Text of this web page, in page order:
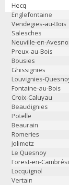
Hecq
Englefontaine
Vendegies-au-Bois
Salesches
Neuville-en-
Preux-au-Bois
Bousies
Ghissignies
Louvignies-
Fontaine-au-Bois
Croix-Caluyau
Beaudignies
Potelle
Beaurain
Romeries
Jolimetz
Le Quesnoy
Forest-en-
Locquignol
Vertain